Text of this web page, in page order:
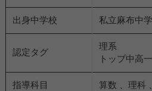
出身中学校 私立麻布中
認定タグ
理系
トップ中高
指導科目 算数 、理科